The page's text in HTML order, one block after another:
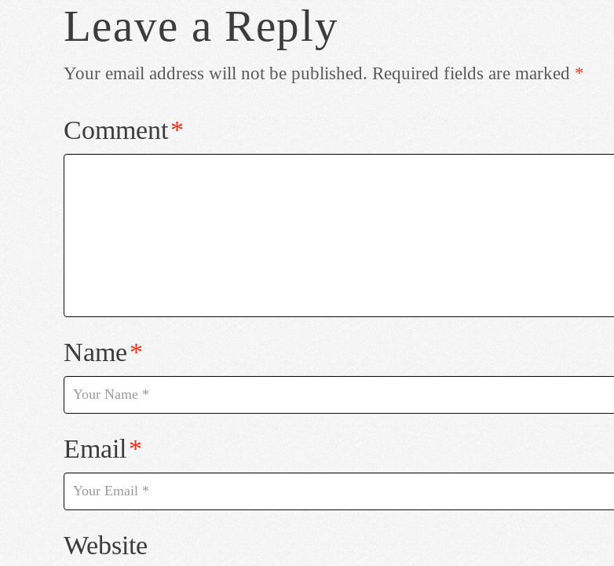
Leave a Reply
Your email address will not be published. Required fields are marked *
Comment*
Name*
Email*
Website